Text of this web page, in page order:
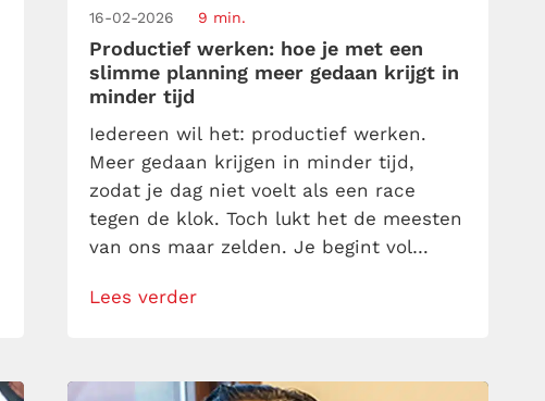
16-02-2026 9 min.
Productief werken: hoe je met een
slimme planning meer gedaan krijgt in
minder tijd
Iedereen wil het: productief werken.
Meer gedaan krijgen in minder tijd,
zodat je dag niet voelt als een race
tegen de klok. Toch lukt het de meesten
van ons maar zelden. Je begint vol
word je overspoeld door e-mails,
dag vraag je je […]
Lees verder